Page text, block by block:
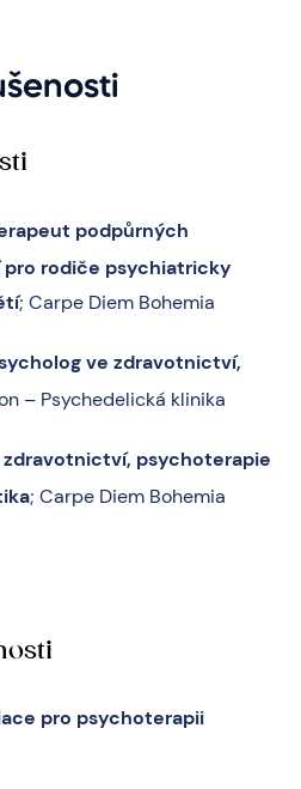
podpůrných
rodiče psychiatricky
; Carpe Diem Bohemia
ve zdravotnictví,
– Psychedelická klinika
zdravotnictví, psychoterapie
; Carpe Diem Bohemia
pro psychoterapii